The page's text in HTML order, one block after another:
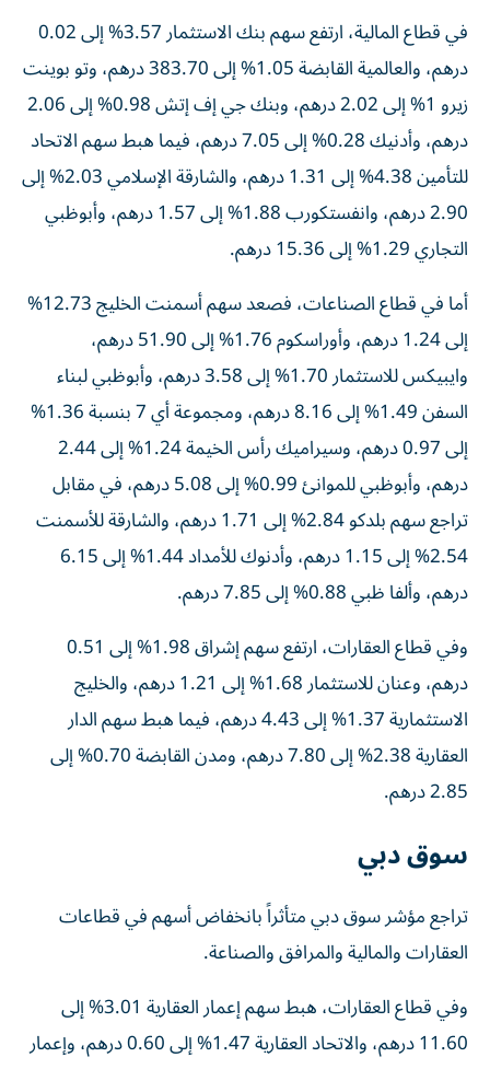
في قطاع المالية، ارتفع سهم بنك الاستثمار 3.57% إلى 0.02
درهم، والعالمية القابضة 1.05% إلى 383.70 درهم، وتو بوينت
زيرو 1% إلى 2.02 درهم، وبنك جي إف إتش 0.98% إلى 2.06
درهم، وأدنيك 0.28% إلى 7.05 درهم، فيما هبط سهم الاتحاد
للتأمين 4.38% إلى 1.31 درهم، والشارقة الإسلامي 2.03% إلى
2.90 درهم، وانفستكورب 1.88% إلى 1.57 درهم، وأبوظبي
التجاري 1.29% إلى 15.36 درهم.
أما في قطاع الصناعات، فصعد سهم أسمنت الخليج 12.73%
إلى 1.24 درهم، وأوراسكوم 1.76% إلى 51.90 درهم،
وايبيكس للاستثمار 1.70% إلى 3.58 درهم، وأبوظبي لبناء
السفن 1.49% إلى 8.16 درهم، ومجموعة أي 7 بنسبة 1.36%
إلى 0.97 درهم، وسيراميك رأس الخيمة 1.24% إلى 2.44
درهم، وأبوظبي للموانئ 0.99% إلى 5.08 درهم، في مقابل
تراجع سهم بلدكو 2.84% إلى 1.71 درهم، والشارقة للأسمنت
2.54% إلى 1.15 درهم، وأدنوك للأمداد 1.44% إلى 6.15
درهم، وألفا ظبي 0.88% إلى 7.85 درهم.
وفي قطاع العقارات، ارتفع سهم إشراق 1.98% إلى 0.51
درهم، وعنان للاستثمار 1.68% إلى 1.21 درهم، والخليج
الاستثمارية 1.37% إلى 4.43 درهم، فيما هبط سهم الدار
العقارية 2.38% إلى 7.80 درهم، ومدن القابضة 0.70% إلى
2.85 درهم.
سوق دبي
تراجع مؤشر سوق دبي متأثراً بانخفاض أسهم في قطاعات
العقارات والمالية والمرافق والصناعة.
وفي قطاع العقارات، هبط سهم إعمار العقارية 3.01% إلى
11.60 درهم، والاتحاد العقارية 1.47% إلى 0.60 درهم، وإعمار